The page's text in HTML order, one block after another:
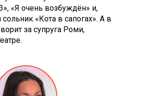
«Я очень возбуждён» и,
«Кота в сапогах». А в
за супруга Роми,